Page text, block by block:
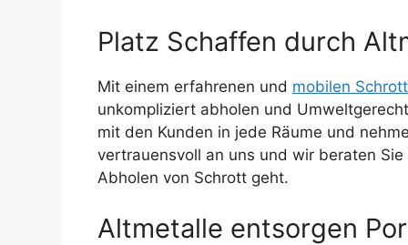
Platz Schaffen durch
Mit einem erfahrenen und mobilen
unkompliziert abholen und
mit den Kunden in jede Räume und
vertrauensvoll an uns und wir beraten
Abholen von Schrott geht.
Altmetalle entsorgen